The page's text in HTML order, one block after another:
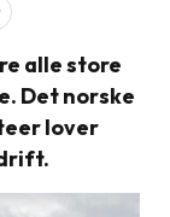
alle store
Det norske
lover